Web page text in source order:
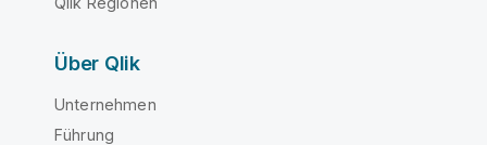
Über Qlik
Unternehmen
Führung